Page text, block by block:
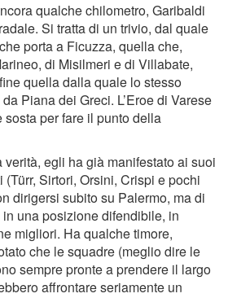
qualche chilometro, Garibaldi
Si tratta di un trivio, dal quale
porta a Ficuzza, quella che,
di Misilmeri e di Villabate,
quella dalla quale lo stesso
Piana dei Greci. L’Eroe di Varese
per fare il punto della
egli ha già manifestato ai suoi
Sirtori, Orsini, Crispi e pochi
dirigersi subito su Palermo, ma di
una posizione difendibile, in
migliori. Ha qualche timore,
che le squadre (meglio dire le
sempre pronte a prendere il largo
affrontare seriamente un